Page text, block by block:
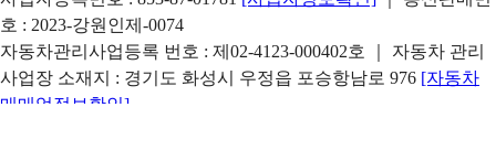
호 : 2023-강원인제-0074
자동차관리사업등록 번호 : 제02-4123-000402호 ｜ 자동차 관리
사업장 소재지 : 경기도 화성시 우정읍 포승항남로 976 [자동차
매매업정보확인]